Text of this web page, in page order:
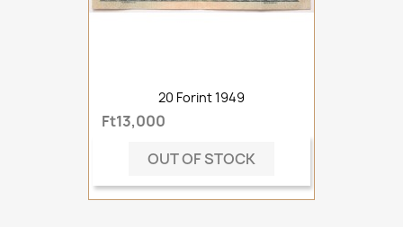
20 Forint 1949
Ft13,000
OUT OF STOCK